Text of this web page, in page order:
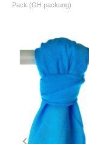
Pack (GH packung)